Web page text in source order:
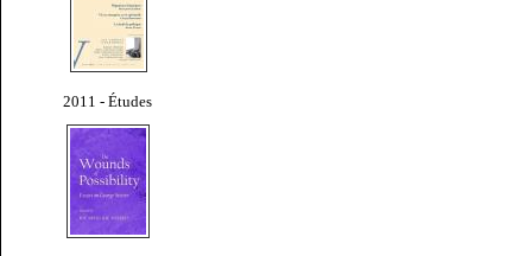
2011 - Études